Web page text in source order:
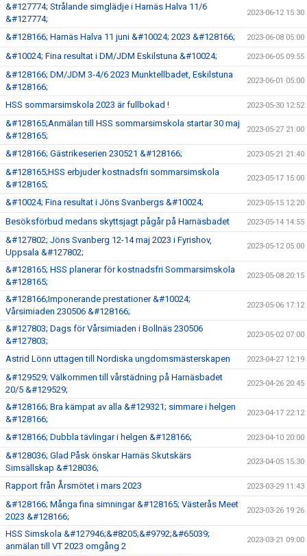
&#127774; Strålande simglädje i Harnäs Halva 11/6
&#127774;
2023-06-12 15:30
&#128166; Harnäs Halva 11 juni &#10024; 2023 &#128166; 2023-06-08 05:00
&#10024; Fina resultat i DM/JDM Eskilstuna &#10024; 2023-06-05 09:55
&#128166; DM/JDM 3-4/6 2023 Munktellbadet, Eskilstuna
&#128166;
2023-06-01 05:00
HSS sommarsimskola 2023 är fullbokad ! 2023-05-30 12:52
&#128165;Anmälan till HSS sommarsimskola startar 30 maj
&#128165;
2023-05-27 21:00
&#128166; Gästrikeserien 230521 &#128166; 2023-05-21 21:40
&#128165;HSS erbjuder kostnadsfri sommarsimskola
&#128165;
2023-05-17 15:00
&#10024; Fina resultat i Jöns Svanbergs &#10024; 2023-05-15 12:20
Besöksförbud medans skyttsjagt pågår på Harnäsbadet 2023-05-14 14:55
&#127802; Jöns Svanberg 12-14 maj 2023 i Fyrishov,
Uppsala &#127802;
2023-05-12 05:00
&#128165; HSS planerar för kostnadsfri Sommarsimskola
&#128165;
2023-05-08 20:15
&#128166;Imponerande prestationer &#10024;
Vårsimiaden 230506 &#128166;
2023-05-06 17:12
&#127803; Dags för Vårsimiaden i Bollnäs 230506
&#127803;
2023-05-02 07:00
Astrid Lönn uttagen till Nordiska ungdomsmästerskapen 2023-04-27 12:19
&#129529; Välkommen till vårstädning på Harnäsbadet
20/5 &#129529;
2023-04-26 20:45
&#128166; Bra kämpat av alla &#129321; simmare i helgen
&#128166;
2023-04-17 22:12
&#128166; Dubbla tävlingar i helgen &#128166; 2023-04-10 20:00
&#128036; Glad Påsk önskar Harnäs Skutskärs
Simsällskap &#128036;
2023-04-05 15:30
Rapport från Årsmötet i mars 2023 2023-03-29 11:43
&#128166; Många fina simningar &#128165; Västerås Meet
2023 &#128166;
2023-03-26 19:26
HSS Simskola &#127946;&#8205;&#9792;&#65039;
anmälan till VT 2023 omgång 2
2023-03-21 09:00